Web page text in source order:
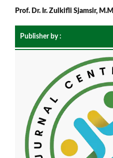
Prof. Dr. Ir. Zulkifli Sjamsir, M.M
Publisher by :